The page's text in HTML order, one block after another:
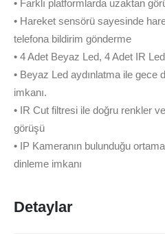
• Farklı platformlarda uzaktan
• Hareket sensörü sayesinde
telefona bildirim gönderme
• 4 Adet Beyaz Led, 4 Adet IR Led
• Beyaz Led aydınlatma ile gece
imkanı.
• IR Cut filtresi ile doğru renkler
görüşü
• IP Kameranın bulunduğu
dinleme imkanı
Detaylar